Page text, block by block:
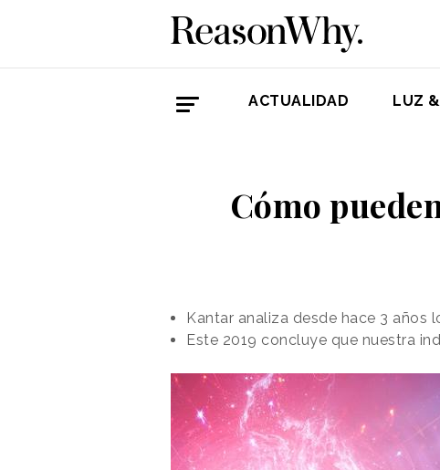
ACTUALIDAD LUZ
Cómo
Kantar analiza desde hace 3
Este 2019 concluye que nuestra